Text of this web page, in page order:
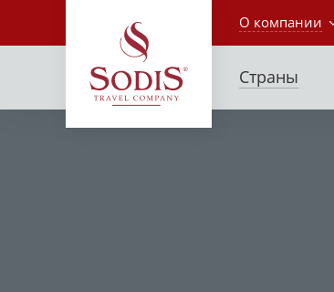
О компании
Страны